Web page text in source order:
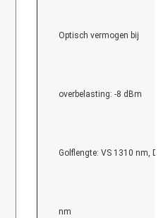
Optisch vermogen bij
overbelasting: -8 dBm
Golflengte: VS 1310 nm, DS
nm